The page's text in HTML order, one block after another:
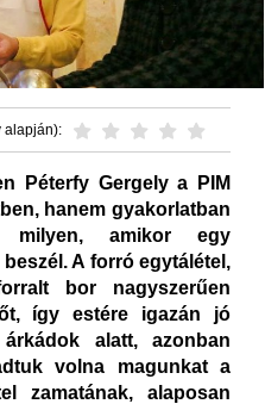
alapján):
Péterfy Gergely a PIM
hanem gyakorlatban
milyen, amikor egy
A forró egytálétel,
bor nagyszerűen
így estére igazán jó
alatt, azonban
volna magunkat a
zamatának, alaposan